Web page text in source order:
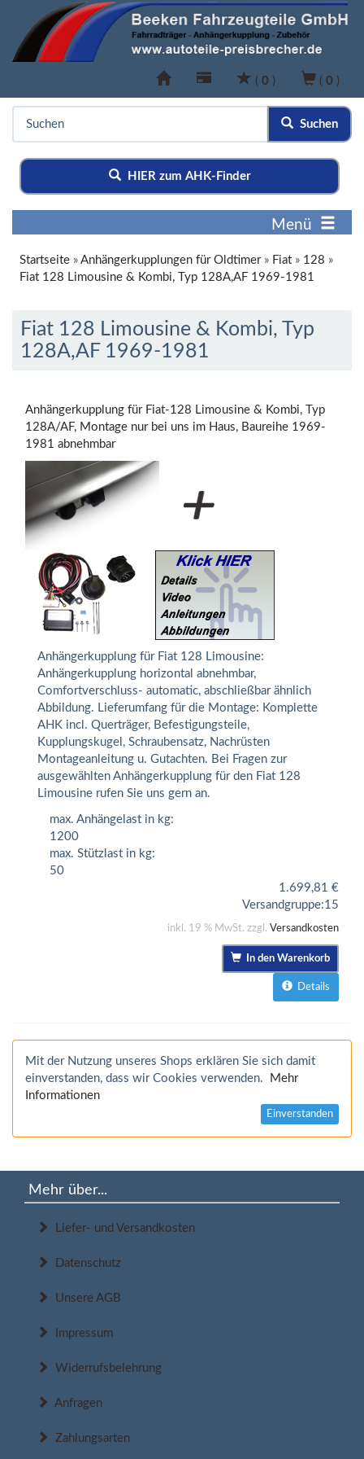
( 0 ) ( 0 )
Suchen
HIER zum AHK-Finder
Menü
Startseite » Anhängerkupplungen für Oldtimer» Fiat » 128 »
Fiat 128 Limousine & Kombi, Typ 128A,AF 1969-1981
Fiat 128 Limousine & Kombi, Typ
128A,AF 1969-1981
Anhängerkupplung für Fiat-128 Limousine & Kombi, Typ
128A/AF, Montage nur bei uns im Haus, Baureihe 1969-
1981 abnehmbar
Anhängerkupplung für Fiat 128 Limousine:
Anhängerkupplung horizontal abnehmbar,
Comfortverschluss- automatic, abschließbar ähnlich
Abbildung. Lieferumfang für die Montage: Komplette
AHK incl. Querträger, Befestigungsteile,
Kupplungskugel, Schraubensatz, Nachrüsten
Montageanleitung u. Gutachten. Bei Fragen zur
ausgewählten Anhängerkupplung für den Fiat 128
Limousine rufen Sie uns gern an.
max. Anhängelast in kg:
1200
max. Stützlast in kg:
50
1.699,81 €
Versandgruppe:15
inkl. 19 % MwSt. zzgl. Versandkosten
In den Warenkorb
Details
Mit der Nutzung unseres Shops erklären Sie sich damit
einverstanden, dass wir Cookies verwenden.
Mehr
Informationen
Einverstanden
Mehr über...
Liefer- und Versandkosten
Datenschutz
Unsere AGB
Impressum
Widerrufsbelehrung
Anfragen
Zahlungsarten